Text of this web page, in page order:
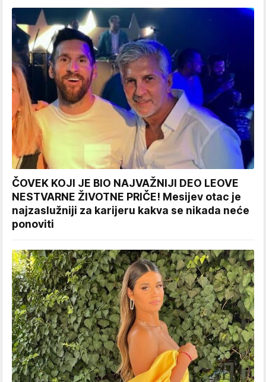
ČOVEK KOJI JE BIO NAJVAŽNIJI DEO LEOVE
NESTVARNE ŽIVOTNE PRIČE! Mesijev otac je
najzaslužniji za karijeru kakva se nikada neće
ponoviti